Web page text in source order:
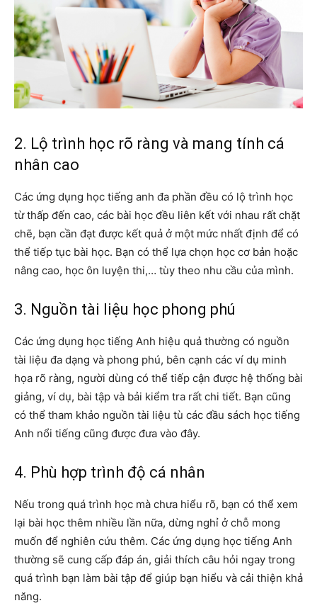
2. Lộ trình học rõ ràng và mang tính cá
nhân cao
Các ứng dụng học tiếng anh đa phần đều có lộ trình học
từ thấp đến cao, các bài học đều liên kết với nhau rất chặt
chẽ, bạn cần đạt được kết quả ở một mức nhất định để có
thể tiếp tục bài học. Bạn có thể lựa chọn học cơ bản hoặc
nâng cao, học ôn luyện thi,… tùy theo nhu cầu của mình.
3. Nguồn tài liệu học phong phú
Các ứng dụng học tiếng Anh hiệu quả thường có nguồn
tài liệu đa dạng và phong phú, bên cạnh các ví dụ minh
họa rõ ràng, người dùng có thể tiếp cận được hệ thống bài
giảng, ví dụ, bài tập và bải kiểm tra rất chi tiết. Bạn cũng
có thể tham khảo nguồn tài liệu tù các đầu sách học tiếng
Anh nổi tiếng cũng được đưa vào đây.
4. Phù hợp trình độ cá nhân
Nếu trong quá trình học mà chưa hiểu rõ, bạn có thể xem
lại bài học thêm nhiều lần nữa, dừng nghỉ ở chỗ mong
muốn để nghiên cứu thêm. Các ứng dụng học tiếng Anh
thường sẽ cung cấp đáp án, giải thích câu hỏi ngay trong
quá trình bạn làm bài tập để giúp bạn hiểu và cải thiện khả
năng.